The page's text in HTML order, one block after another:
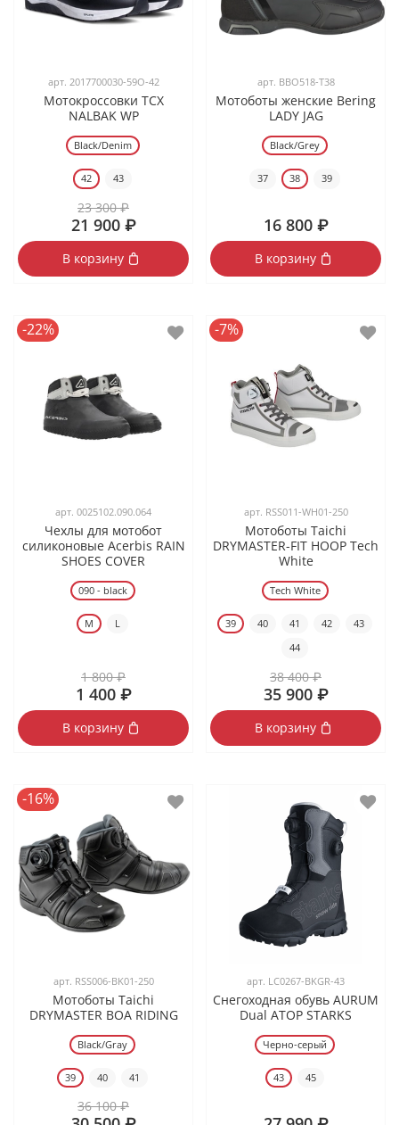
арт. 2017700030-59O-42
Мотокроссовки TCX
NALBAK WP
Black/Denim
42 43
23 300 ₽
21 900 ₽
В корзину
арт. BBO518-T38
Мотоботы женские Bering
LADY JAG
Black/Grey
37 38 39
16 800 ₽
В корзину
-22%
арт. 0025102.090.064
Чехлы для мотобот
силиконовые Acerbis RAIN
SHOES COVER
090 - black
M L
1 800 ₽
1 400 ₽
В корзину
-7%
арт. RSS011-WH01-250
Мотоботы Taichi
DRYMASTER-FIT HOOP Tech
White
Tech White
39 40 41 42
43
44
38 400 ₽
35 900 ₽
В корзину
-16%
арт. RSS006-BK01-250
Мотоботы Taichi
DRYMASTER BOA RIDING
Black/Gray
39 40 41
36 100 ₽
арт. LC0267-BKGR-43
Снегоходная обувь AURUM
Dual ATOP STARKS
Черно-серый
43 45